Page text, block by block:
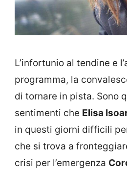
L’infortunio al tendine e
programma, la
di tornare in pista. Sono
sentimenti che Elisa
in questi giorni difficili
che si trova a
crisi per l’emergenza